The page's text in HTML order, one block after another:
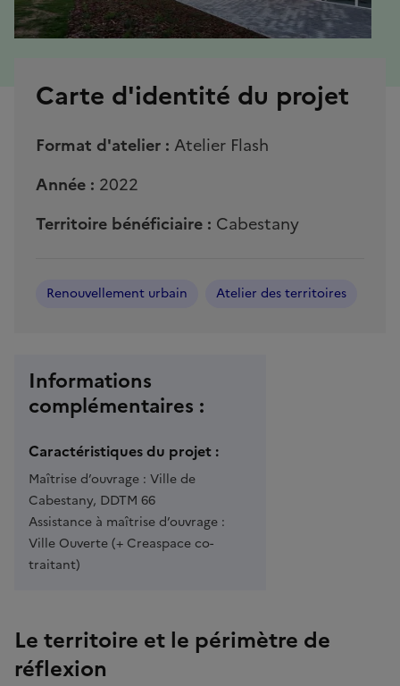
Carte d'identité du projet
Format d'atelier : Atelier Flash
Année : 2022
Territoire bénéficiaire : Cabestany
Renouvellement urbain Atelier des territoires
Informations
complémentaires :
Caractéristiques du projet :
Maîtrise d’ouvrage : Ville de
Cabestany, DDTM 66
Assistance à maîtrise d’ouvrage :
Ville Ouverte (+ Creaspace co-
traitant)
Le territoire et le périmètre de
réflexion